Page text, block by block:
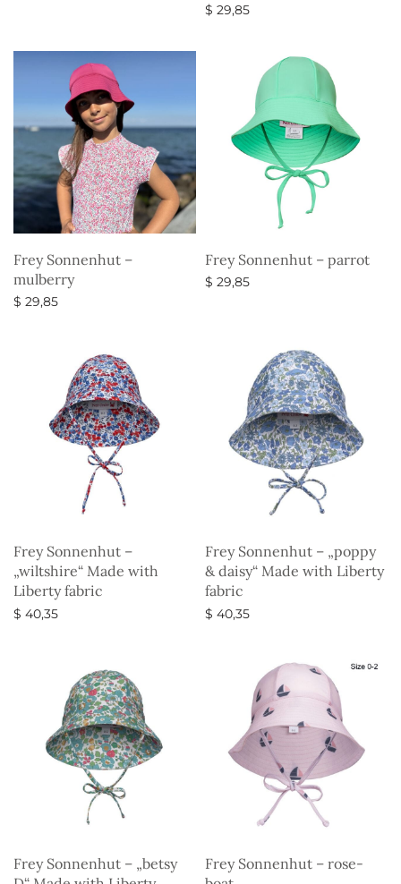
$ 29,85
Frey Sonnenhut –
mulberry
$ 29,85
Frey Sonnenhut – parrot
$ 29,85
Frey Sonnenhut –
„wiltshire“ Made with
Liberty fabric
$ 40,35
Frey Sonnenhut – „poppy
& daisy“ Made with Liberty
fabric
$ 40,35
Frey Sonnenhut – „betsy
Frey Sonnenhut – rose-